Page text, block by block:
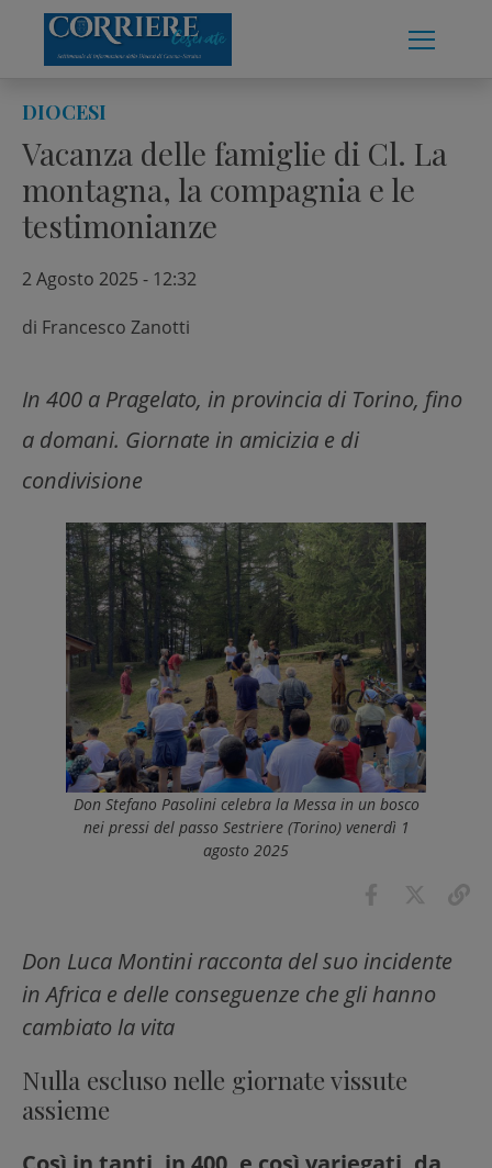
content
DIOCESI
Vacanza delle famiglie di Cl. La
montagna, la compagnia e le
testimonianze
2 Agosto 2025 - 12:32
di Francesco Zanotti
In 400 a Pragelato, in provincia di Torino, fino
a domani. Giornate in amicizia e di
condivisione
Don Stefano Pasolini celebra la Messa in un bosco
nei pressi del passo Sestriere (Torino) venerdì 1
agosto 2025
Don Luca Montini racconta del suo incidente
in Africa e delle conseguenze che gli hanno
cambiato la vita
Nulla escluso nelle giornate vissute
assieme